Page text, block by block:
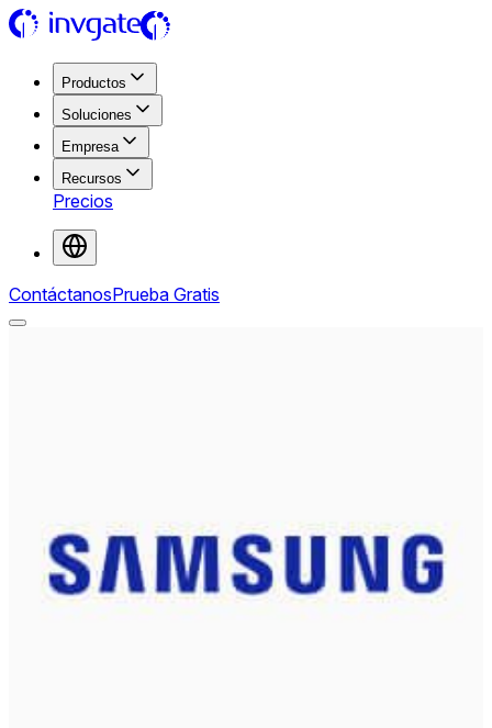
Productos
Soluciones
Empresa
Recursos
Precios
ContáctanosPrueba Gratis